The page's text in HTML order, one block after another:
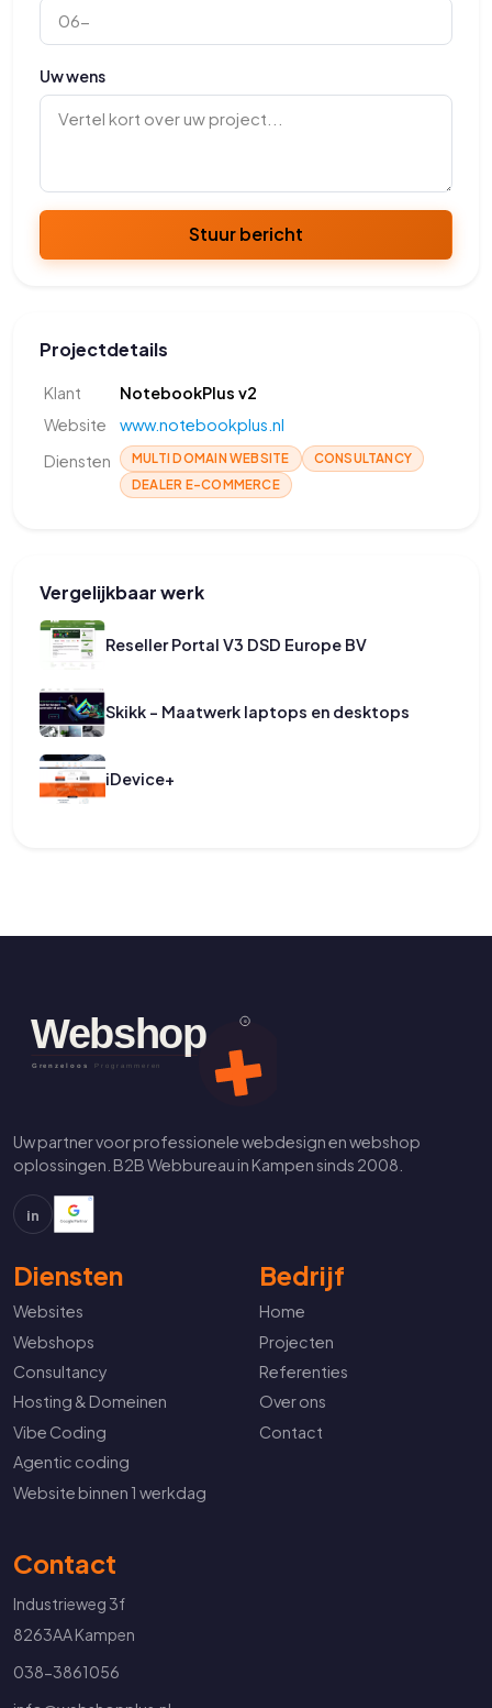
Uw wens
Stuur bericht
Projectdetails
Klant
NotebookPlus v2
Website
www.notebookplus.nl
Diensten
MULTI DOMAIN WEBSITE
CONSULTANCY
DEALER E-COMMERCE
Vergelijkbaar werk
Reseller Portal V3 DSD Europe BV
Skikk - Maatwerk laptops en desktops
iDevice+
Uw partner voor professionele webdesign en webshop
oplossingen. B2B Webbureau in Kampen sinds 2008.
in
Diensten
Websites
Webshops
Consultancy
Hosting & Domeinen
Vibe Coding
Agentic coding
Website binnen 1 werkdag
Bedrijf
Home
Projecten
Referenties
Over ons
Contact
Contact
Industrieweg 3f
8263AA Kampen
038-3861056